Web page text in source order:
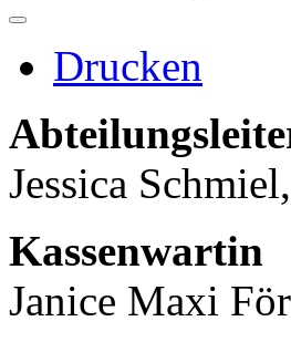
Drucken
Jessica Schmiel,
Kassenwartin
Janice Maxi